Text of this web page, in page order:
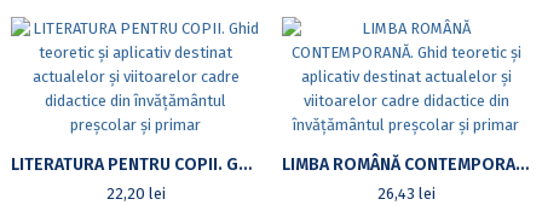
LITERATURA PENTRU COPII. GHID TEORETIC ȘI APLICATIV DESTINAT ACTUALELOR ȘI VIITOARELOR CADRE DIDACTICE DIN ÎNVĂȚĂMÂNTUL PREȘCOLAR ȘI PRIMAR
22,20 lei
LIMBA ROMÂNĂ CONTEMPORANĂ. GHID TEORETIC ȘI APLICATIV DESTINAT ACTUALELOR ȘI VIITOARELOR CADRE DIDACTICE DIN ÎNVĂȚĂMÂNTUL PREȘCOLAR ȘI PRIMAR
26,43 lei